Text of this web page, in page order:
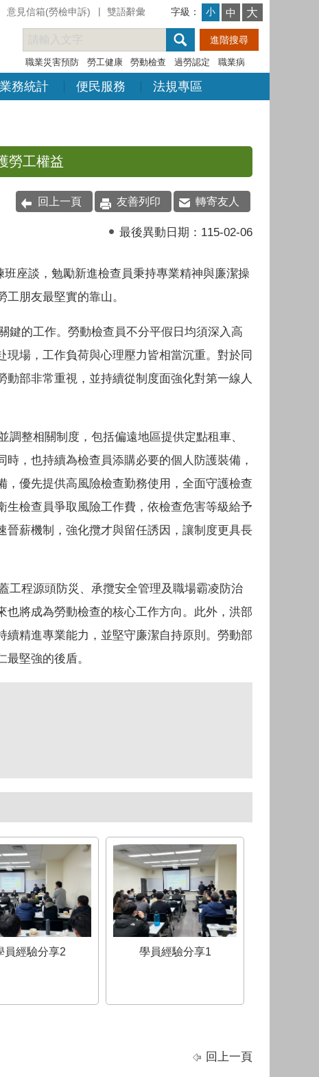
意見信箱(勞檢申訴) 雙語辭彙 字級： 小 中 大
職業災害預防 勞工健康 勞動檢查 過勞認定 職業病
業務統計 便民服務 法規專區
勞工權益
回上一頁 友善列印 轉寄友人
最後異動日期： 115-02-06
座談，勉勵新進檢查員秉持專業精神與廉潔操
朋友最堅實的靠山。
的工作。勞動檢查員不分平假日均須深入高
場，工作負荷與心理壓力皆相當沉重。對於同
部非常重視，並持續從制度面強化對第一線人
整相關制度，包括偏遠地區提供定點租車、
，也持續為檢查員添購必要的個人防護裝備，
優先提供高風險檢查勤務使用，全面守護檢查
生檢查員爭取風險工作費，依檢查危害等級給予
薪機制，強化攬才與留任誘因，讓制度更具長
程源頭防災、承攬安全管理及職場霸凌防治
將成為勞動檢查的核心工作方向。此外，洪部
精進專業能力，並堅守廉潔自持原則。勞動部
堅強的後盾。
員經驗分享2 學員經驗分享1
回上一頁